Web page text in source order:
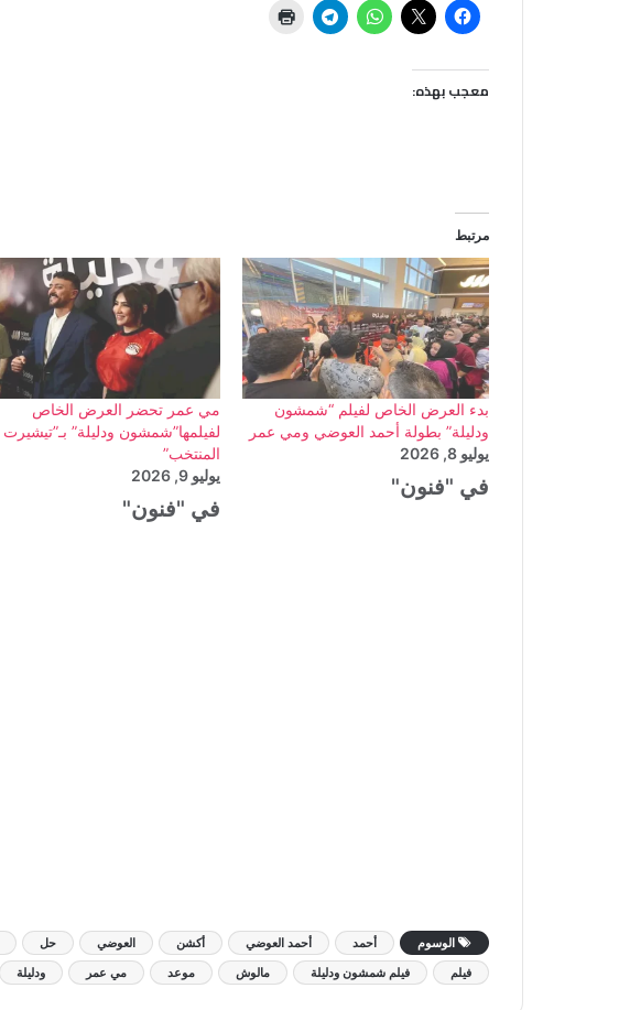
معجب بهذه:
مرتبط
بدء العرض الخاص لفيلم “شمشون
ودليلة” بطولة أحمد العوضي ومي عمر
يوليو 8, 2026
في "فنون"
مي عمر تحضر العرض الخاص
لفيلمها”شمشون ودليلة” بـ”تيشيرت
المنتخب”
يوليو 9, 2026
في "فنون"
الوسوم أحمد أحمد العوضي أكشن العوضي حل
فيلم
فيلم شمشون ودليلة مالوش موعد مي عمر ودليلة